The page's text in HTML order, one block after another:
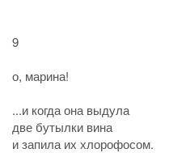
9
о, марина!
...и когда она выдула
две бутылки вина
и запила их хлорофосом.